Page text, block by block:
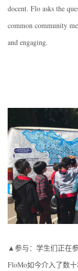
docent. Flo asks the
common community
and engaging.
▲参与：学生们正在
FloMo如今介入了数